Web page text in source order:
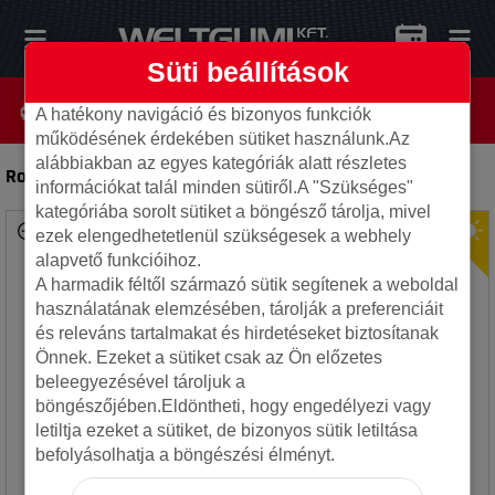
Royal black 235/65R17 104H Royal Sport TL-Autó gumi
Süti beállítások
A hatékony navigáció és bizonyos funkciók
működésének érdekében sütiket használunk.Az
alábbiakban az egyes kategóriák alatt részletes
információkat talál minden sütiről.A "Szükséges"
kategóriába sorolt sütiket a böngésző tárolja, mivel
ezek elengedhetetlenül szükségesek a webhely
alapvető funkcióihoz.
A harmadik féltől származó sütik segítenek a weboldal
használatának elemzésében, tárolják a preferenciáit
és releváns tartalmakat és hirdetéseket biztosítanak
Önnek. Ezeket a sütiket csak az Ön előzetes
beleegyezésével tároljuk a
böngészőjében.Eldöntheti, hogy engedélyezi vagy
letiltja ezeket a sütiket, de bizonyos sütik letiltása
befolyásolhatja a böngészési élményt.